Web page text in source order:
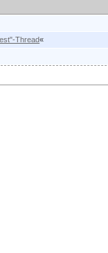
Thread«